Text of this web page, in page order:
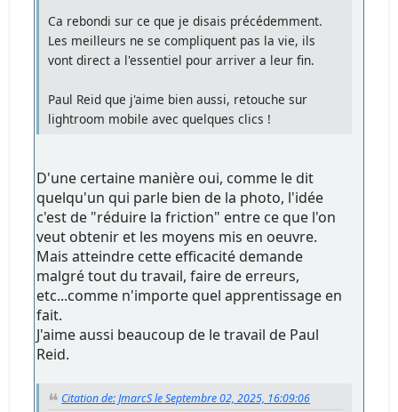
Ca rebondi sur ce que je disais précédemment.
Les meilleurs ne se compliquent pas la vie, ils
vont direct a l'essentiel pour arriver a leur fin.
Paul Reid que j'aime bien aussi, retouche sur
lightroom mobile avec quelques clics !
D'une certaine manière oui, comme le dit
quelqu'un qui parle bien de la photo, l'idée
c'est de "réduire la friction" entre ce que l'on
veut obtenir et les moyens mis en oeuvre.
Mais atteindre cette efficacité demande
malgré tout du travail, faire de erreurs,
etc...comme n'importe quel apprentissage en
fait.
J'aime aussi beaucoup de le travail de Paul
Reid.
Citation de: JmarcS le Septembre 02, 2025, 16:09:06